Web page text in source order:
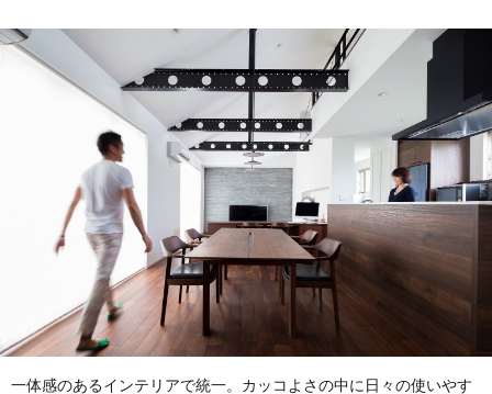
一体感のあるインテリアで統一。カッコよさの中に日々の使いやす